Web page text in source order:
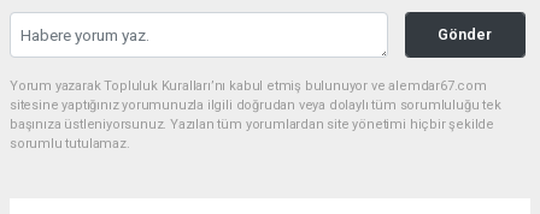
Gönder
Yorum yazarak Topluluk Kuralları’nı kabul etmiş bulunuyor ve alemdar67.com
sitesine yaptığınız yorumunuzla ilgili doğrudan veya dolaylı tüm sorumluluğu tek
başınıza üstleniyorsunuz. Yazılan tüm yorumlardan site yönetimi hiçbir şekilde
sorumlu tutulamaz.